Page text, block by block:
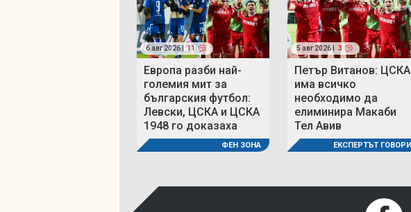
6 авг 2026 | 11
Европа разби най-
големия мит за
българския футбол:
Левски, ЦСКА и ЦСКА
1948 го доказаха
ФЕН ЗОНА
5 авг 2026 | 3
Петър Витанов: ЦСКА
има всичко
необходимо да
елиминира Макаби
Тел Авив
ЕКСПЕРТЪТ ГОВОРИ